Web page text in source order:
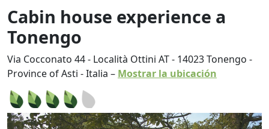
Cabin house experience a
Tonengo
Via Cocconato 44 - Località Ottini AT- 14023Tonengo -
Province of Asti -Italia – Mostrar la ubicación